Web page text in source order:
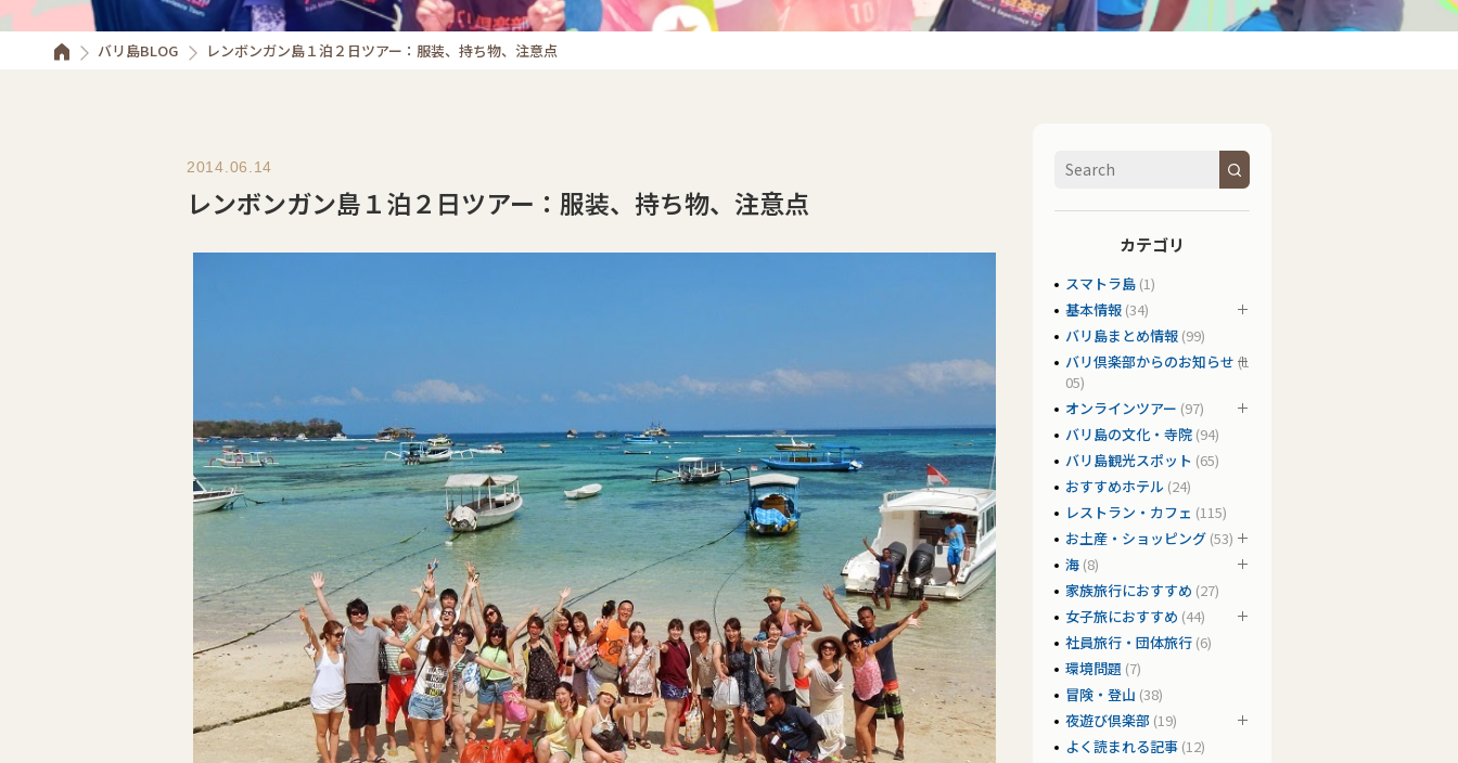
バリ島BLOG レンボンガン島１泊２日ツアー：服装、持ち物、注意点
2014.06.14
レンボンガン島１泊２日ツアー：服装、持ち物、注意点
カテゴリ
スマトラ島 (1)
基本情報 (34)
バリ島まとめ情報 (99)
バリ倶楽部からのお知らせ (1
05)
オンラインツアー (97)
バリ島の文化・寺院 (94)
バリ島観光スポット (65)
おすすめホテル (24)
レストラン・カフェ (115)
お土産・ショッピング (53)
海 (8)
家族旅行におすすめ (27)
女子旅におすすめ (44)
社員旅行・団体旅行 (6)
環境問題 (7)
冒険・登山 (38)
夜遊び倶楽部 (19)
よく読まれる記事 (12)